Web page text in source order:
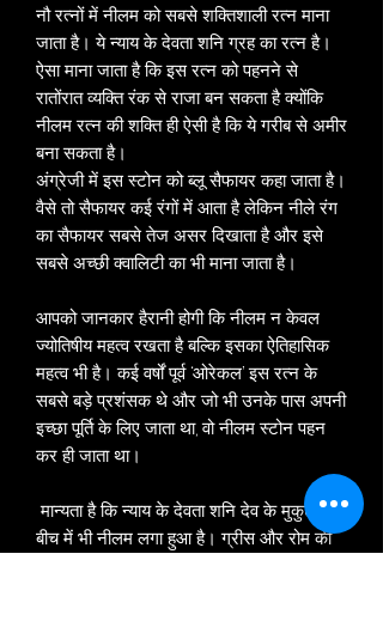
नौ रत्‍नों में नीलम को सबसे शक्‍तिशाली रत्‍न माना
जाता है। ये न्‍याय के देवता शनि ग्रह का रत्‍न है।
ऐसा माना जाता है कि इस रत्‍न को पहनने से
रातोंरात व्‍यक्‍ति रंक से राजा बन सकता है क्‍योंकि
नीलम रत्‍न की शक्‍ति ही ऐसी है कि ये गरीब से अमीर
बना सकता है।
अंग्रेजी में इस स्‍टोन को ब्‍लू सैफायर कहा जाता है।
वैसे तो सैफायर कई रंगों में आता है लेकिन नीले रंग
का सैफायर सबसे तेज असर दिखाता है और इसे
सबसे अच्‍छी क्‍वालिटी का भी माना जाता है।
आपको जानकार हैरानी होगी कि नीलम न केवल
ज्‍योतिषीय महत्‍व रखता है बल्कि इसका ऐतिहासिक
महत्‍व भी है। कई वर्षों पूर्व ‘ओरेकल’ इस रत्‍न के
सबसे बड़े प्रशंसक थे और जो भी उनके पास अपनी
इच्‍छा पूर्ति के लिए जाता था, वो नीलम स्‍टोन पहन
कर ही जाता था।
मान्‍यता है कि न्‍याय के देवता शनि देव के मुकुट के
बीच में भी नीलम लगा हुआ है। ग्रीस और रोम की